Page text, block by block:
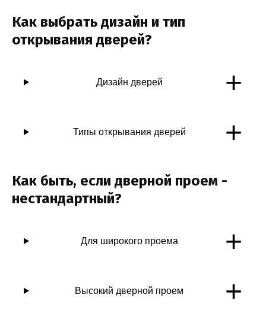
Как выбрать дизайн и тип
открывания дверей?
Дизайн дверей +
Типы открывания дверей +
Как быть, если дверной проем -
нестандартный?
Для широкого проема +
Высокий дверной проем +